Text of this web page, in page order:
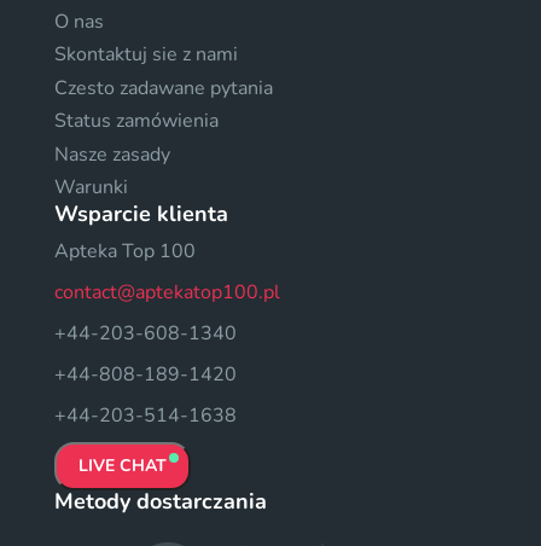
O nas
Skontaktuj sie z nami
Czesto zadawane pytania
Status zamówienia
Nasze zasady
Warunki
Wsparcie klienta
Apteka Top 100
contact@aptekatop100.pl
+44-203-608-1340
+44-808-189-1420
+44-203-514-1638
LIVE CHAT
Metody dostarczania